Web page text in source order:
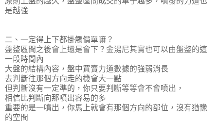
是越強
二、一定得上下都掛觸價單嘛？
盤整區間之後會上還是會下？金湯尼其實也可以由盤整的這
一段時間內
大盤的結構內容，盤中買賣力道數據的強弱消長
去判斷往那個方向走的機會大一點
但判斷沒有一定準的，你只要判斷等等會不會噴出，
相信比判斷向那噴出容易的多
重要的是一噴出，你馬上就會有那個方向的部位，沒有猶豫
的空間